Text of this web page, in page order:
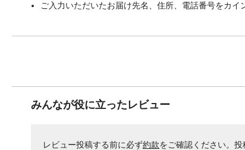
ご入力いただいたお届け先名、住所、電話番号をカ
みんなが役に立ったレビュー
レビュー投稿する前に必ず約款をご確認ください。投